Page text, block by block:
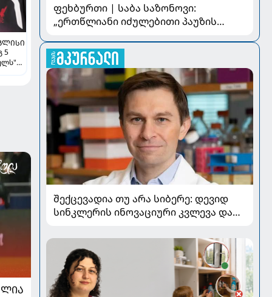
5
ფეხბურთი | საბა საზონოვი:
„ერთწლიანი იძულებითი პაუზის
მნიშვნელოვანია“
შექცევადია თუ არა სიბერე: დევიდ
სინკლერის ინოვაციური კვლევა და